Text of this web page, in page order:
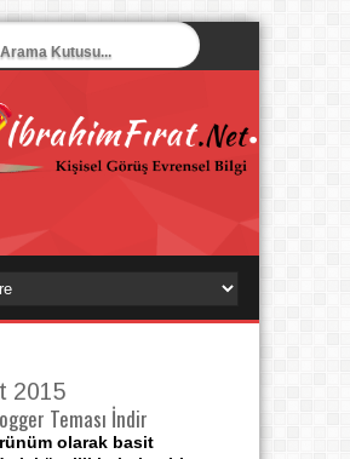
2015
Teması İndir
olarak basit